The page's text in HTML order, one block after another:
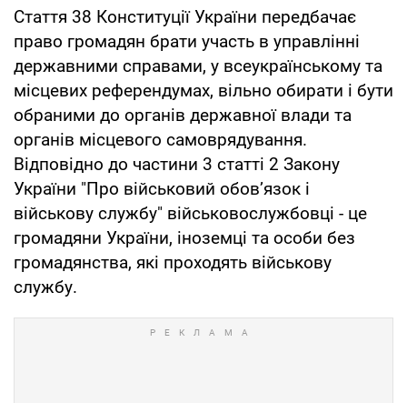
Стаття 38 Конституції України передбачає
право громадян брати участь в управлінні
державними справами, у всеукраїнському та
місцевих референдумах, вільно обирати і бути
обраними до органів державної влади та
органів місцевого самоврядування.
Відповідно до частини 3 статті 2 Закону
України "Про військовий обов’язок і
військову службу" військовослужбовці - це
громадяни України, іноземці та особи без
громадянства, які проходять військову
службу.